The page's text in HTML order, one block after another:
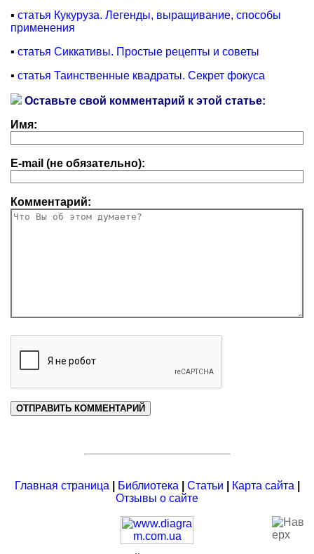
▪ статья Кукуруза. Легенды, выращивание, способы
применения
▪ статья Сиккативы. Простые рецепты и советы
▪ статья Таинственные квадраты. Секрет фокуса
Оставьте свой комментарий к этой статье:
Имя:
E-mail (не обязательно):
Комментарий:
Главная страница Библиотека Статьи Карта сайта
Отзывы о сайте